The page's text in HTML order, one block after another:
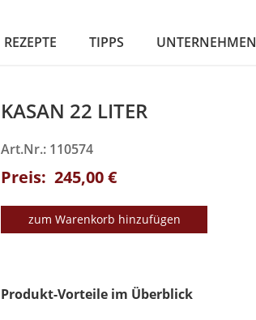
REZEPTE TIPPS UNTERNEHMEN
KASAN 22 LITER
Art.Nr.: 110574
Preis: 245,00 €
zum Warenkorb hinzufügen
Produkt-Vorteile im Überblick